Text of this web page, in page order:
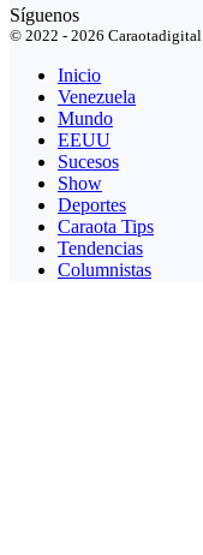
Síguenos
© 2022 - 2026
Inicio
Venezuela
Mundo
EEUU
Sucesos
Show
Deportes
Caraota Tips
Tendencias
Columnistas